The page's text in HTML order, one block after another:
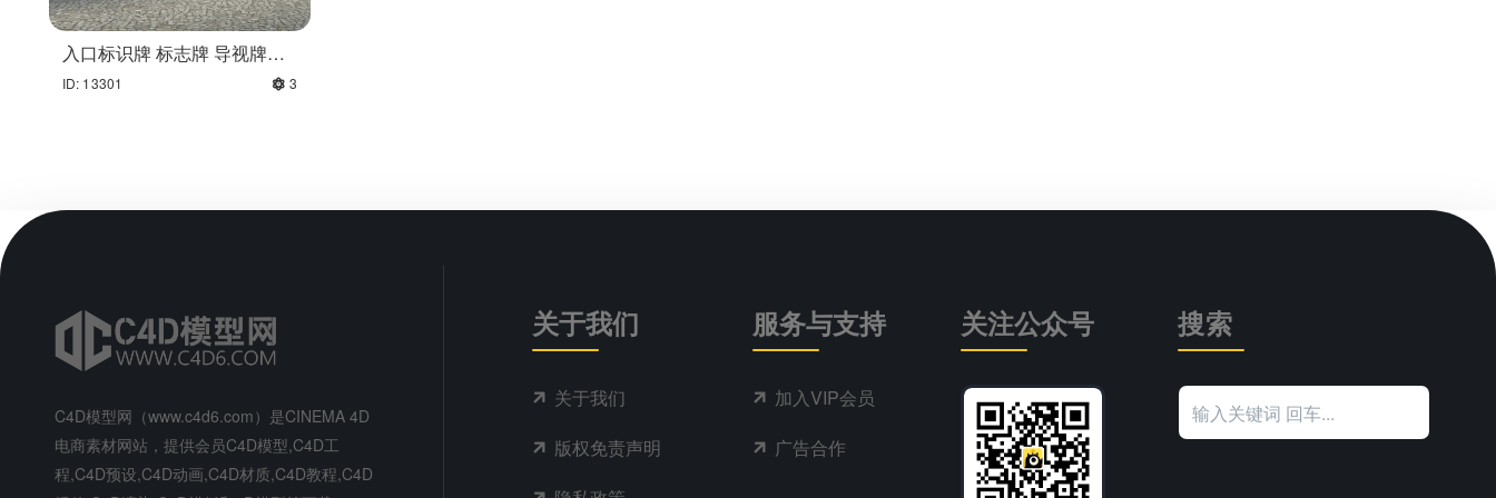
入口标识牌 标志牌 导视牌模
型
ID: 13301 3
C4D模型网（www.c4d6.com）是CINEMA 4D
电商素材网站，提供会员C4D模型,C4D工
程,C4D预设,C4D动画,C4D材质,C4D教程,C4D
关于我们
关于我们
版权免责声明
服务与支持
加入VIP会员
广告合作
关注公众号 搜索